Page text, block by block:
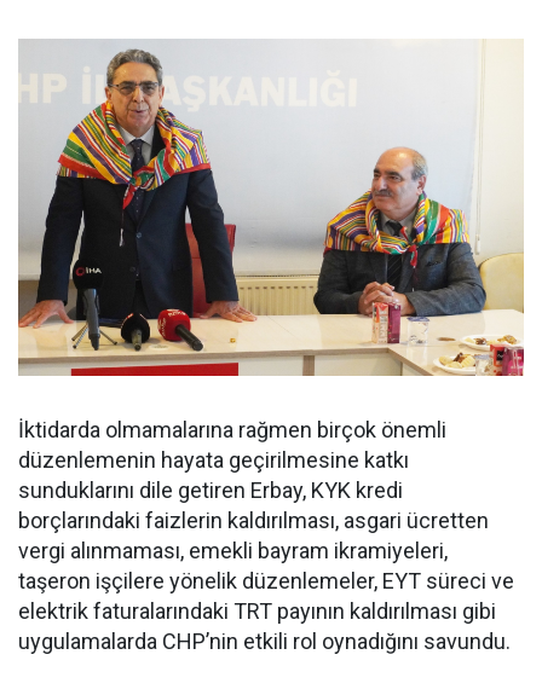
İktidarda olmamalarına rağmen birçok önemli
düzenlemenin hayata geçirilmesine katkı
sunduklarını dile getiren Erbay, KYK kredi
borçlarındaki faizlerin kaldırılması, asgari ücretten
vergi alınmaması, emekli bayram ikramiyeleri,
taşeron işçilere yönelik düzenlemeler, EYT süreci ve
elektrik faturalarındaki TRT payının kaldırılması gibi
uygulamalarda CHP’nin etkili rol oynadığını savundu.